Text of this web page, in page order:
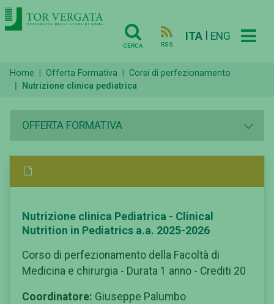
CERCA RSS
ITA ENG
Home Offerta Formativa
Corsi di perfezionamento
Nutrizione clinica pediatrica
OFFERTA FORMATIVA
Nutrizione clinica Pediatrica - Clinical
Nutrition in Pediatrics a.a. 2025-2026
Corso di perfezionamento della Facoltà di
Medicina e chirurgia - Durata 1 anno - Crediti 20
Coordinatore: Giuseppe Palumbo